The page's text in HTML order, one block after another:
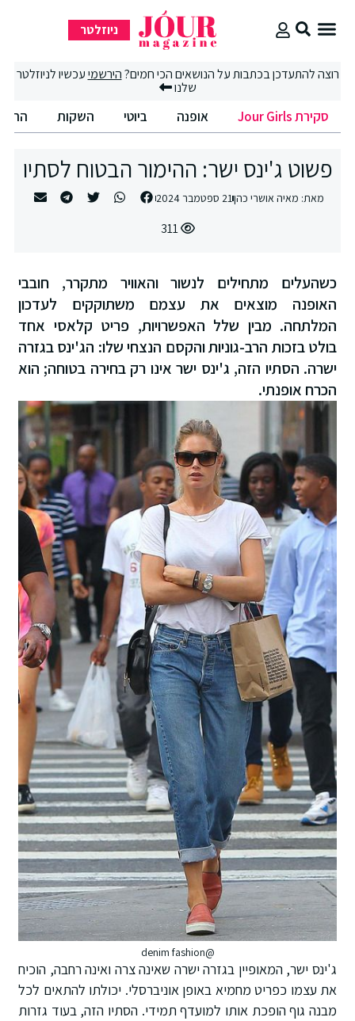
ניוזלטר
רוצה להתעדכן בכתבות על הנושאים הכי חמים?הירשמיעכשיו לניוזלטר
שלנו
סקירת Jour Girls אופנה ביוטי השקות
פשוט ג'ינס ישר: ההימור הבטוח לסתיו
מאת: מאיה אושרי כהן21 ספטמבר 2024
311
כשהעלים מתחילים לנשור והאוויר מתקרר, חובבי
האופנה מוצאים את עצמם משתוקקים לעדכון
המלתחה. מבין שלל האפשרויות, פריט קלאסי אחד
בולט בזכות הרב-גוניות והקסם הנצחי שלו: הג'ינס בגזרה
ישרה. הסתיו הזה, ג'ינס ישר אינו רק בחירה בטוחה; הוא
הכרח אופנתי.
@denim fashion
ג'ינס ישר, המאופיין בגזרה ישרה שאינה צרה ואינה רחבה, הוכיח
את עצמו כפריט מחמיא באופן אוניברסלי. יכולתו להתאים לכל
מבנה גוף הופכת אותו למועדף תמידי. הסתיו הזה, בעוד גזרות